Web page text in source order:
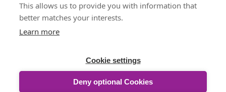
Bleiben wir in Kontakt
Für den Newsletter anmelden
This allows us to provide you with information that
better matches your interests.
Learn more
Cookie settings
Deny optional Cookies